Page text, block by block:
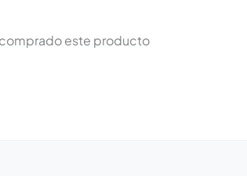
comprado este producto